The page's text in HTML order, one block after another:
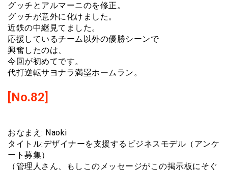
グッチとアルマーニのを修正。
グッチが意外に化けました。
近鉄の中継見てました。
応援しているチーム以外の優勝シーンで
興奮したのは、
今回が初めてです。
代打逆転サヨナラ満塁ホームラン。
[No.82]
おなまえ: Naoki
タイトル:デザイナーを支援するビジネスモデル（アンケ
ート募集）
（管理人さん、もしこのメッセージがこの掲示板にそぐ